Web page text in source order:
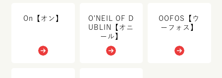
On【オン】
O'NEIL OF D
UBLIN【オニ
ール】
OOFOS【ウ
ーフォス】